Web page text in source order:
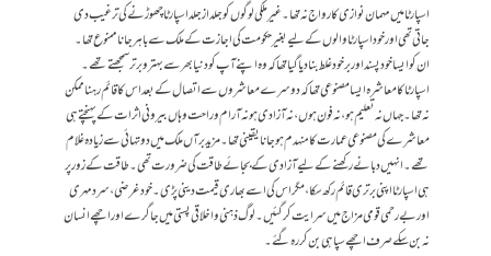
اسپارٹا میں مہمان نوازی کا رواج نہ تھا ۔ غیر ملکی لوگوں کو جلد از جلد اسپارٹا چھوڑنے کی ترغیب دی
جاتی تھی اور خود اسپارٹا والوں کے لیے بغیر حکومت کی اجازت کے ملک سےباہر جانا ممنوع تھا ۔
ان کو ایسا خود پسند اور برخود غلط بنا دیا گیا تھا کہ وہ اپنے آپ کو دنیا بھر سے بہتر و برتر سمجھتے تھے ۔
اسپارٹا کا معاشرہ ایسا مصنوعی تھا کہ دوسرے معاشروں سے اتصال کے بعد اس کا قائم رہنا ممکن
نہ تھا ۔ جہاں نہ تعلیم ہو ، نہ فون ہوں ، نہ آزادی ہو نہ آرام و راحت وہاں بیرونی اثرات کے پہنچتے ہی
معاشرے کی مصنوعی عمارت کا منہدم ہو جانا یقینی تھا ۔ مزید برآں ملک میں دو تہائی سے زیادہ غلام
تھے ۔ انہیں دبانے رکھنے کے لیے آزادی کے بجائے طاقت کی ضرورت تھی۔ طاقت کے زور پر
ہی اسپارٹا اپنی برتری قائم رکھ سکا، مگر اس کی اسے بھاری قیمت دینی پڑی ۔ خود غرضی ، سرد مہری
اور بے رحمی قومی مزاج میں سرایت کر گئیں ۔ لوگ ذہنی و اخلاقی پستی میں جا گرے اور اچھے انسان
نہ بن سکے صرف اچھے سپاہی بن کر رہ گئے ۔